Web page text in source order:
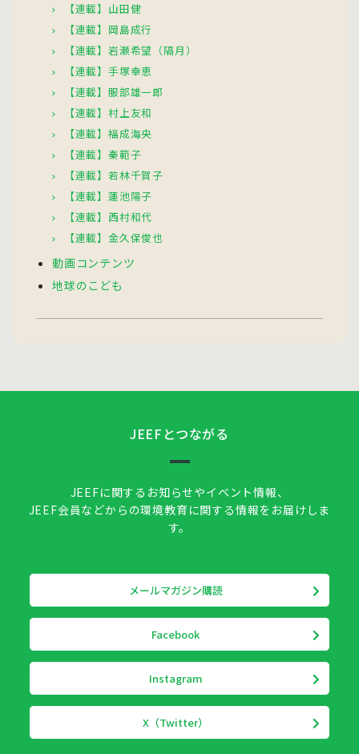
【連載】山田健
【連載】岡島成行
【連載】岩瀬希望（隔月）
【連載】手塚幸恵
【連載】服部雄一郎
【連載】村上友和
【連載】福成海央
【連載】秦範子
【連載】若林千賀子
【連載】蓮池陽子
【連載】西村和代
【連載】金久保俊也
動画コンテンツ
地球のこども
JEEFとつながる
JEEFに関するお知らせやイベント情報、
JEEF会員などからの環境教育に関する情報をお届けしま
す。
メールマガジン購読
Facebook
Instagram
X（Twitter）